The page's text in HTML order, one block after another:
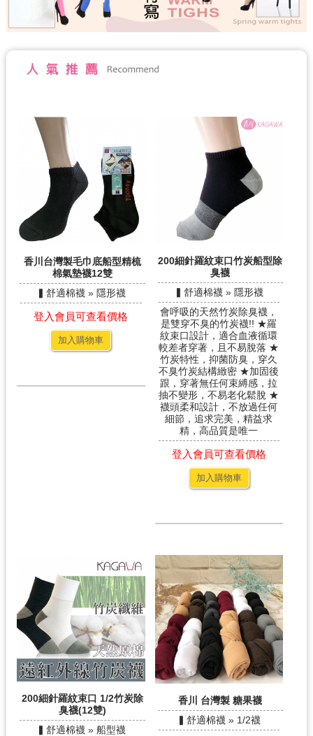
香川台灣製毛巾底船型精梳
棉氣墊襪12雙
▍舒適棉襪 » 隱形襪
登入會員可查看價格
加入購物車
200細針羅紋束口竹炭船型除
臭襪
▍舒適棉襪 » 隱形襪
會呼吸的天然竹炭除臭襪，
是雙穿不臭的竹炭襪!! ★羅
紋束口設計，適合血液循環
較差者穿著，且不易脫落 ★
竹炭特性，抑菌防臭，穿久
不臭竹炭結構緻密 ★加固後
跟，穿著無任何束縛感，拉
抽不變形，不易老化鬆脫 ★
襪頭柔和設計，不放過任何
細節，追求完美，精益求
精，高品質是唯一
登入會員可查看價格
加入購物車
200細針羅紋束口 1/2竹炭除
臭襪(12雙)
▍舒適棉襪 » 船型襪
香川 台灣製 糖果襪
▍舒適棉襪 » 1/2襪